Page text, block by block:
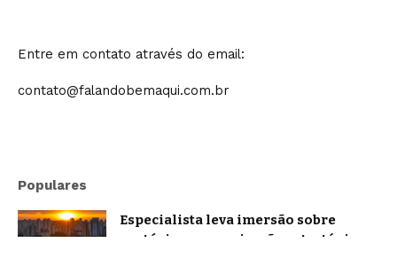
Entre em contato através do email:
contato@falandobemaqui.com.br
Populares
Especialista leva imersão sobre
oratória e comunicação estratégica a